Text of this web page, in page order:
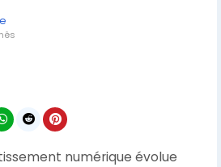
numérique évolue